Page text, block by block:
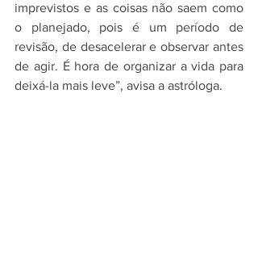
imprevistos e as coisas não saem como
o planejado, pois é um período de
revisão, de desacelerar e observar antes
de agir. É hora de organizar a vida para
deixá-la mais leve”, avisa a astróloga.